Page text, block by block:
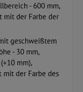
- 600 mm,
mit der Farbe der
geschweißtem
- 30 mm,
mm),
mit der Farbe des